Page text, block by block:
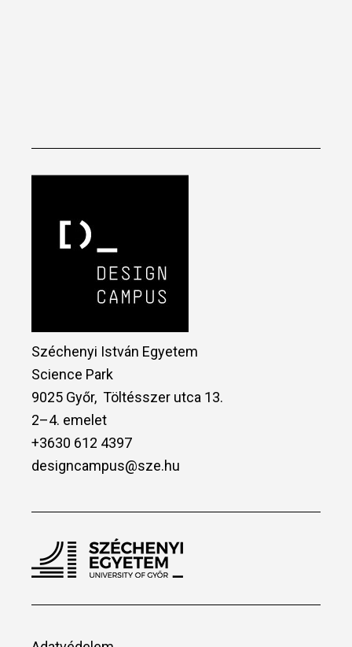
Széchenyi István Egyetem
Science Park
9025 Győr, Töltésszer utca 13.
2–4. emelet
+3630 612 4397
designcampus@sze.hu